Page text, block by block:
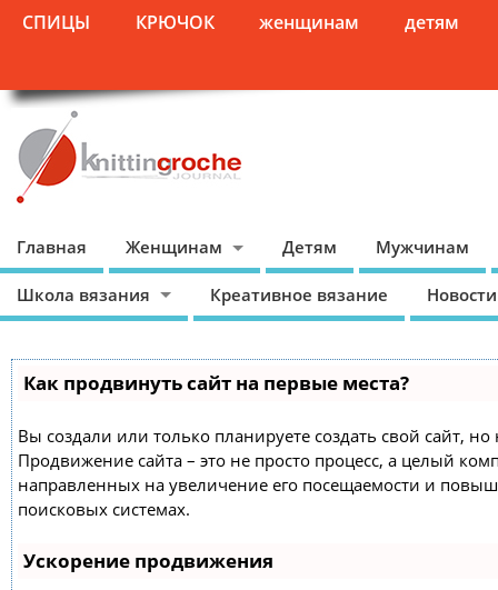
СПИЦЫ КРЮЧОК женщинам детям
Главная Женщинам Детям Мужчинам
Школа вязания Креативное вязание
Как продвинуть сайт на первые места?
Вы создали или только планируете создать свой сайт, но
Продвижение сайта – это не просто процесс, а целый
направленных на увеличение его посещаемости и
поисковых системах.
Ускорение продвижения